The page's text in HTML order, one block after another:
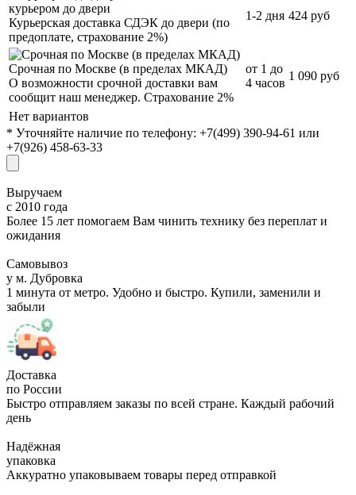
курьером до двери
Курьерская доставка СДЭК до двери (по
предоплате, страхование 2%)
1-2 дня 424 руб
Срочная по Москве (в пределах МКАД)
О возможности срочной доставки вам
сообщит наш менеджер. Страхование 2%
от 1 до
4 часов
1 090 руб
Нет вариантов
* Уточняйте наличие по телефону: +7(499) 390-94-61 или
+7(926) 458-63-33
Выручаем
с 2010 года
Более 15 лет помогаем Вам чинить технику без переплат и
ожидания
Самовывоз
у м. Дубровка
1 минута от метро. Удобно и быстро. Купили, заменили и
забыли
Доставка
по России
Быстро отправляем заказы по всей стране. Каждый рабочий
день
Надёжная
упаковка
Аккуратно упаковываем товары перед отправкой